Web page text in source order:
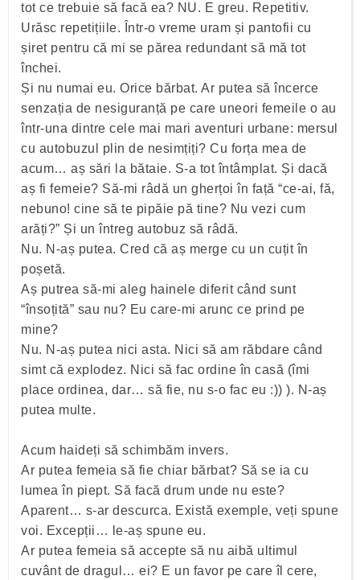
tot ce trebuie să facă ea? NU. E greu. Repetitiv.
Urăsc repetițiile. Într-o vreme uram și pantofii cu
șiret pentru că mi se părea redundant să mă tot
închei.
Și nu numai eu. Orice bărbat. Ar putea să încerce
senzația de nesiguranță pe care uneori femeile o au
într-una dintre cele mai mari aventuri urbane: mersul
cu autobuzul plin de nesimțiți? Cu forța mea de
acum… aș sări la bătaie. S-a tot întâmplat. Și dacă
aș fi femeie? Să-mi râdă un gherțoi în față “ce-ai, fă,
nebuno! cine să te pipăie pă tine? Nu vezi cum
arăți?” Și un întreg autobuz să râdă.
Nu. N-aș putea. Cred că aș merge cu un cuțit în
poșetă.
Aș putrea să-mi aleg hainele diferit când sunt
“însoțită” sau nu? Eu care-mi arunc ce prind pe
mine?
Nu. N-aș putea nici asta. Nici să am răbdare când
simt că explodez. Nici să fac ordine în casă (îmi
place ordinea, dar… să fie, nu s-o fac eu :)) ). N-aș
putea multe.
Acum haideți să schimbăm invers.
Ar putea femeia să fie chiar bărbat? Să se ia cu
lumea în piept. Să facă drum unde nu este?
Aparent… s-ar descurca. Există exemple, veți spune
voi. Excepții… le-aș spune eu.
Ar putea femeia să accepte să nu aibă ultimul
cuvânt de dragul… ei? E un favor pe care îl cere,